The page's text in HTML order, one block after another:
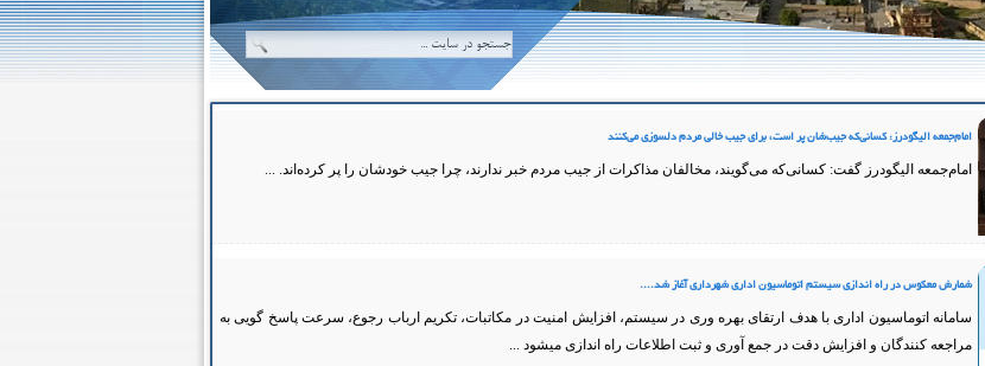
امام‌جمعه الیگودرز: کسانی‌که جیب‌شان پر است، برای جیب خالی مردم دلسوزی می‌کنند
امام‌جمعه الیگودرز گفت: کسانی‌که می‌گویند، مخالفان مذاکرات از جیب مردم خبر ندارند، چرا جیب خودشان را پر کرده‌اند. ...
شمارش معکوس در راه اندازی سیستم اتوماسیون اداری شهرداری آغاز شد....
سامانه اتوماسیون اداری با هدف ارتقای بهره وری در سیستم، افزایش امنیت در مکاتبات، تکریم ارباب رجوع، سرعت پاسخ گویی به
مراجعه کنندگان و افزایش دقت در جمع آوری و ثبت اطلاعات راه اندازی میشود ...